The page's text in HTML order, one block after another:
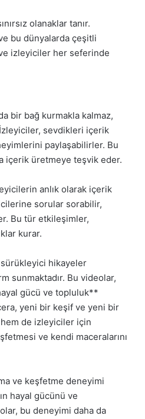
olanaklar tanır.
bu dünyalarda çeşitli
izleyiciler her seferinde
bir bağ kurmakla kalmaz,
sevdikleri içerik
paylaşabilirler. Bu
içerik üretmeye teşvik eder.
anlık olarak içerik
sorular sorabilir,
Bu tür etkileşimler,
kurar.
sürükleyici hikayeler
sunmaktadır. Bu videolar,
gücü ve topluluk**
yeni bir keşif ve yeni bir
de izleyiciler için
ve kendi maceralarını
ve keşfetme deneyimi
hayal gücünü ve
bu deneyimi daha da